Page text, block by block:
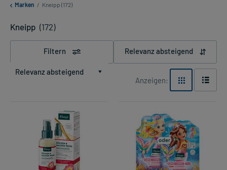
Marken / Kneipp (172)
Kneipp (172)
Filtern Relevanz absteigend
Relevanz absteigend
Anzeigen: